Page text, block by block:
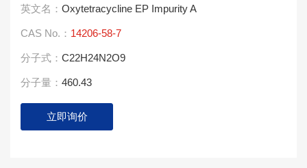
英文名： Oxytetracycline EP Impurity A
CAS No.： 14206-58-7
分子式： C22H24N2O9
分子量： 460.43
立即询价